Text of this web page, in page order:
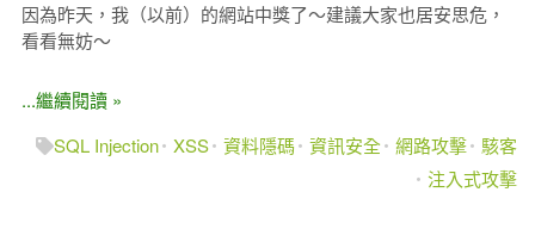
因為昨天，我（以前）的網站中獎了～建議大家也居安思危，
看看無妨～
...繼續閱讀 »
SQL Injection XSS 資料隱碼 資訊安全 網路攻擊
駭客
注入式攻擊